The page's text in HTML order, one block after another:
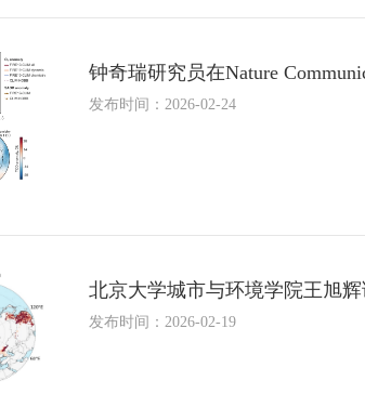
钟奇瑞研究员在Nature
发布时间：2026-02-24
北京大学城市与环境学院王旭
发布时间：2026-02-19